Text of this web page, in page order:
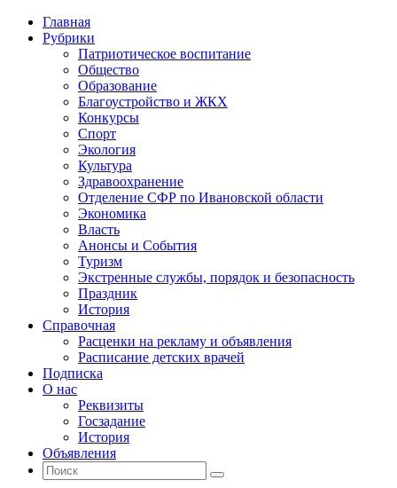
Главная
Рубрики
Патриотическое воспитание
Общество
Образование
Благоустройство и ЖКХ
Конкурсы
Спорт
Экология
Культура
Здравоохранение
Отделение СФР по Ивановской области
Экономика
Власть
Анонсы и События
Туризм
Экстренные службы, порядок и безопасность
Праздник
История
Справочная
Расценки на рекламу и объявления
Расписание детских врачей
Подписка
О нас
Реквизиты
Госзадание
История
Объявления
Поиск
Искать:
Поиск